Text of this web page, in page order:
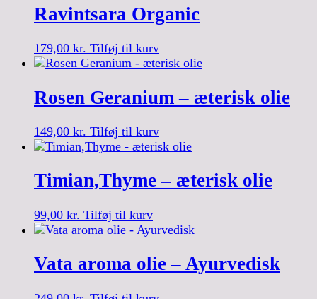
Ravintsara Organic
179,00 kr. Tilføj til kurv
Rosen Geranium – æterisk olie
149,00 kr. Tilføj til kurv
Timian,Thyme – æterisk olie
99,00 kr. Tilføj til kurv
Vata aroma olie – Ayurvedisk